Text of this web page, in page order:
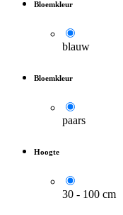
Bloemkleur
blauw
Bloemkleur
paars
Hoogte
30 - 100 cm